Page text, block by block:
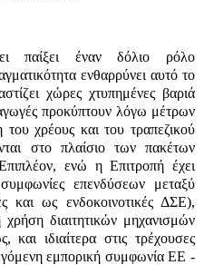
παίξει έναν δόλιο ρόλο
ενθαρρύνει αυτό το
χώρες χτυπημένες βαριά
προκύπτουν λόγω μέτρων
χρέους και του τραπεζικού
στο πλαίσιο των πακέτων
ενώ η Επιτροπή έχει
συμφωνίες επενδύσεων μεταξύ
ως ενδοκοινοτικές ΔΣΕ),
διαιτητικών μηχανισμών
ιδιαίτερα στις τρέχουσες
εμπορική συμφωνία ΕΕ -